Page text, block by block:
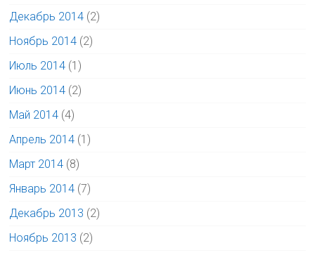
Декабрь 2014 (2)
Ноябрь 2014 (2)
Июль 2014 (1)
Июнь 2014 (2)
Май 2014 (4)
Апрель 2014 (1)
Март 2014 (8)
Январь 2014 (7)
Декабрь 2013 (2)
Ноябрь 2013 (2)